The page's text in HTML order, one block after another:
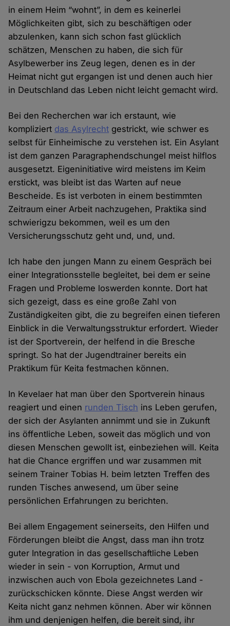
in einem Heim “wohnt”, in dem es keinerlei
Möglichkeiten gibt, sich zu beschäftigen oder
abzulenken, kann sich schon fast glücklich
schätzen, Menschen zu haben, die sich für
Asylbewerber ins Zeug legen, denen es in der
Heimat nicht gut ergangen ist und denen auch hier
in Deutschland das Leben nicht leicht gemacht wird.
Bei den Recherchen war ich erstaunt, wie
kompliziert das Asylrecht gestrickt, wie schwer es
selbst für Einheimische zu verstehen ist. Ein Asylant
ist dem ganzen Paragraphendschungel meist hilflos
ausgesetzt. Eigeninitiative wird meistens im Keim
erstickt, was bleibt ist das Warten auf neue
Bescheide. Es ist verboten in einem bestimmten
Zeitraum einer Arbeit nachzugehen, Praktika sind
schwierigzu bekommen, weil es um den
Versicherungsschutz geht und, und, und.
Ich habe den jungen Mann zu einem Gespräch bei
einer Integrationsstelle begleitet, bei dem er seine
Fragen und Probleme loswerden konnte. Dort hat
sich gezeigt, dass es eine große Zahl von
Zuständigkeiten gibt, die zu begreifen einen tieferen
Einblick in die Verwaltungsstruktur erfordert. Wieder
ist der Sportverein, der helfend in die Bresche
springt. So hat der Jugendtrainer bereits ein
Praktikum für Keita festmachen können.
In Kevelaer hat man über den Sportverein hinaus
reagiert und einen runden Tisch ins Leben gerufen,
der sich der Asylanten annimmt und sie in Zukunft
ins öffentliche Leben, soweit das möglich und von
diesen Menschen gewollt ist, einbeziehen will. Keita
hat die Chance ergriffen und war zusammen mit
seinem Trainer Tobias H. beim letzten Treffen des
runden Tisches anwesend, um über seine
persönlichen Erfahrungen zu berichten.
Bei allem Engagement seinerseits, den Hilfen und
Förderungen bleibt die Angst, dass man ihn trotz
guter Integration in das gesellschaftliche Leben
wieder in sein - von Korruption, Armut und
inzwischen auch von Ebola gezeichnetes Land -
zurückschicken könnte. Diese Angst werden wir
Keita nicht ganz nehmen können. Aber wir können
ihm und denjenigen helfen, die bereit sind, ihr